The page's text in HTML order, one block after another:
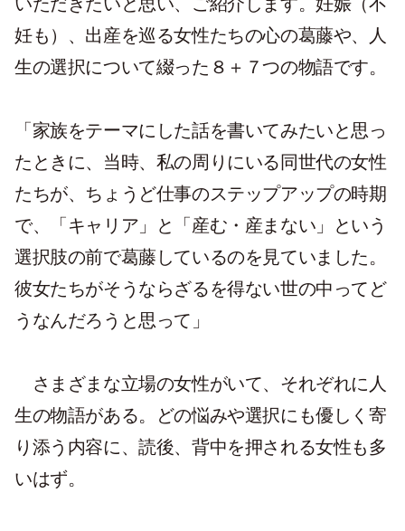
妊も）、出産を巡る女性たちの心の葛藤や、人
生の選択について綴った８＋７つの物語です。
「家族をテーマにした話を書いてみたいと思っ
たときに、当時、私の周りにいる同世代の女性
たちが、ちょうど仕事のステップアップの時期
で、「キャリア」と「産む・産まない」という
選択肢の前で葛藤しているのを見ていました。
彼女たちがそうならざるを得ない世の中ってど
うなんだろうと思って」
さまざまな立場の女性がいて、それぞれに人
生の物語がある。どの悩みや選択にも優しく寄
り添う内容に、読後、背中を押される女性も多
いはず。